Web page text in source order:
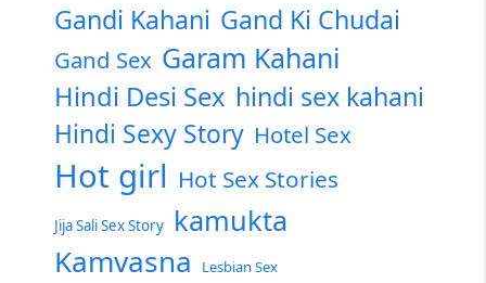
Gandi Kahani Gand Ki Chudai
Gand Sex Garam Kahani
Hindi Desi Sex hindi sex kahani
Hindi Sexy Story Hotel Sex
Hot girl Hot Sex Stories
Jija Sali Sex Story kamukta
Kamvasna Lesbian Sex